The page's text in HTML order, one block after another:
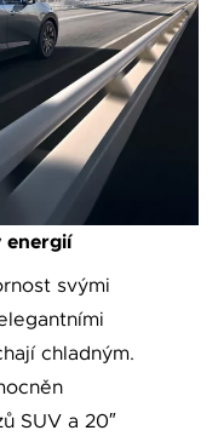
energií
svými
chladným.
SUV a 20″